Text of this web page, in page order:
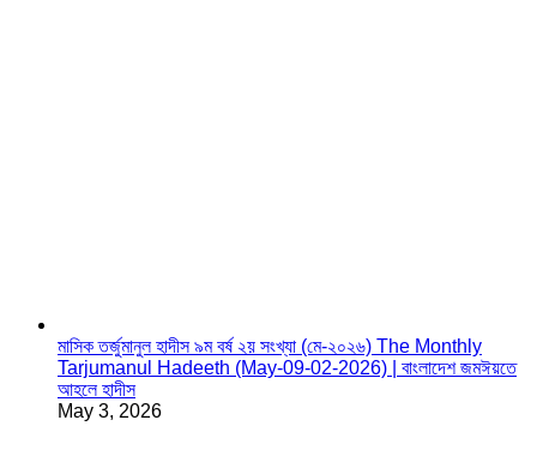
মাসিক তর্জুমানুল হাদীস ৯ম বর্ষ ২য় সংখ্যা (মে-২০২৬) The Monthly
Tarjumanul Hadeeth (May-09-02-2026) | বাংলাদেশ জমঈয়তে
আহলে হাদীস
May 3, 2026